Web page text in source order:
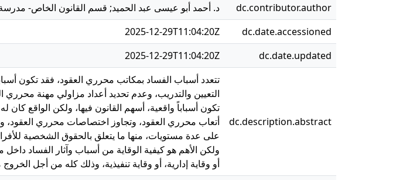
dc.contributor.author
د. أحمد أبو عيسى عبد الحميد; قسم القانون الخاص- مدرسة
dc.date.accessioned
2025-12-29T11:04:20Z
dc.date.updated
2025-12-29T11:04:20Z
dc.description.abstract
تتعدد أسباب الفساد بمكاتب محرري العقود، فقد تكون
التعيين والتدريب، وعدم تحديد أعداد مزاولي مهنة
تكون أسباباً واقعية، أسهم القانون فيها، ولكن الواقع
أتعاب محرري العقود، وتجاوز اختصاصات محرري العقود،
على عدة مستويات، منها ما يتعلق بالحقوق الشخصية
ولكن الأهم هو كيفية الوقاية من أسباب وآثار الفساد
أو وقاية إدارية، أو وقاية تنفيذية، وذلك كله من أجل